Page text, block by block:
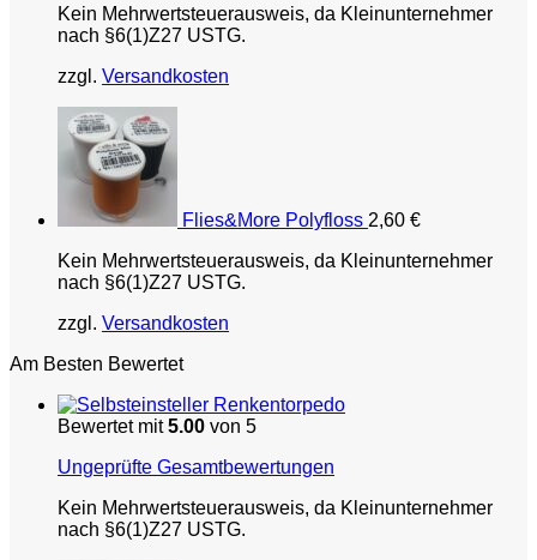
Kein Mehrwertsteuerausweis, da Kleinunternehmer
nach §6(1)Z27 USTG.
zzgl. Versandkosten
Flies&More Polyfloss 2,60 €
Kein Mehrwertsteuerausweis, da Kleinunternehmer
nach §6(1)Z27 USTG.
zzgl. Versandkosten
Am Besten Bewertet
Renkentorpedo
Bewertet mit5.00 von 5
Ungeprüfte Gesamtbewertungen
Kein Mehrwertsteuerausweis, da Kleinunternehmer
nach §6(1)Z27 USTG.